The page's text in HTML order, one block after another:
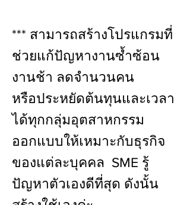
*** สามารถสร้างโปรแกรมที่
ช่วยแก้ปัญหางานซ้ำซ้อน
งานช้า ลดจำนวนคน
หรือประหยัดต้นทุนและเวลา
ได้ทุกกลุ่มอุตสาหกรรม
ออกแบบให้เหมาะกับธุรกิจ
ของแต่ละบุคคล SME รู้
ปัญหาตัวเองดีที่สุด ดังนั้น